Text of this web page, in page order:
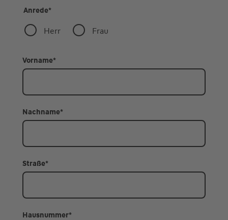
Anrede*
Herr Frau
Vorname*
Nachname*
Straße*
Hausnummer*